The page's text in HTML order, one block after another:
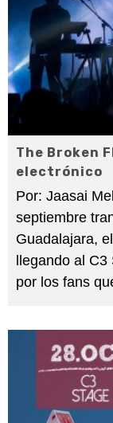
The Broken
electrónico
Por: Jaasai
septiembre
Guadalajara,
llegando al C3
por los fans